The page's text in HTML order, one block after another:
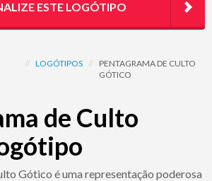
// LOGÓTIPOS // PENTAGRAMA DE CULTO
GÓTICO
de Culto
Gótico é uma representação poderosa
ESTE LOGÓTIPO